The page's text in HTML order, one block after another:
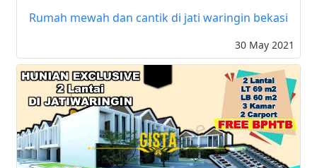
Rumah mewah dan cantik di jati waringin bekasi
30 May 2021